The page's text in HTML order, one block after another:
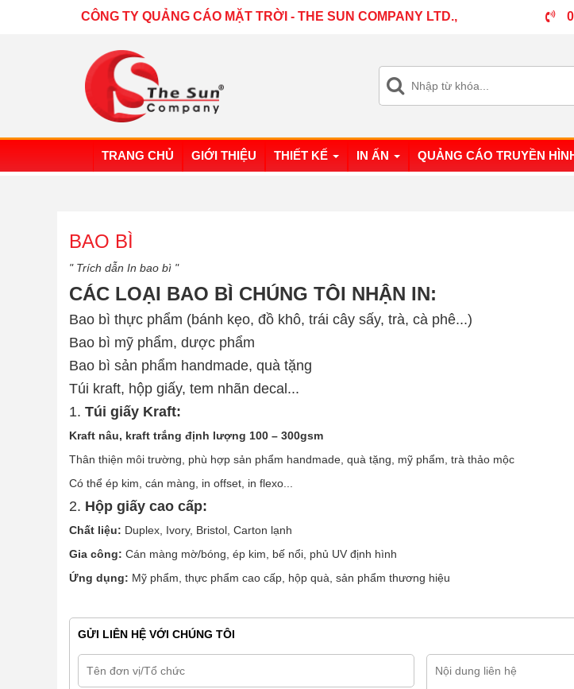
CÔNG TY QUẢNG CÁO MẶT TRỜI - THE SUN COMPANY LTD.,
TRANG CHỦ GIỚI THIỆU THIẾT KẾ IN ẤN QUẢNG CÁO TRUYỀN
BAO BÌ
" Trích dẫn In bao bì "
CÁC LOẠI BAO BÌ CHÚNG TÔI NHẬN IN:
Bao bì thực phẩm (bánh kẹo, đồ khô, trái cây sấy, trà, cà phê...)
Bao bì mỹ phẩm, dược phẩm
Bao bì sản phẩm handmade, quà tặng
Túi kraft, hộp giấy, tem nhãn decal...
1. Túi giấy Kraft:
Kraft nâu, kraft trắng định lượng 100 – 300gsm
Thân thiện môi trường, phù hợp sản phẩm handmade, quà tặng, mỹ phẩm, trà thảo mộc
Có thể ép kim, cán màng, in offset, in flexo...
2. Hộp giấy cao cấp:
Chất liệu: Duplex, Ivory, Bristol, Carton lạnh
Gia công: Cán màng mờ/bóng, ép kim, bế nổi, phủ UV định hình
Ứng dụng: Mỹ phẩm, thực phẩm cao cấp, hộp quà, sản phẩm thương hiệu
GỬI LIÊN HỆ VỚI CHÚNG TÔI